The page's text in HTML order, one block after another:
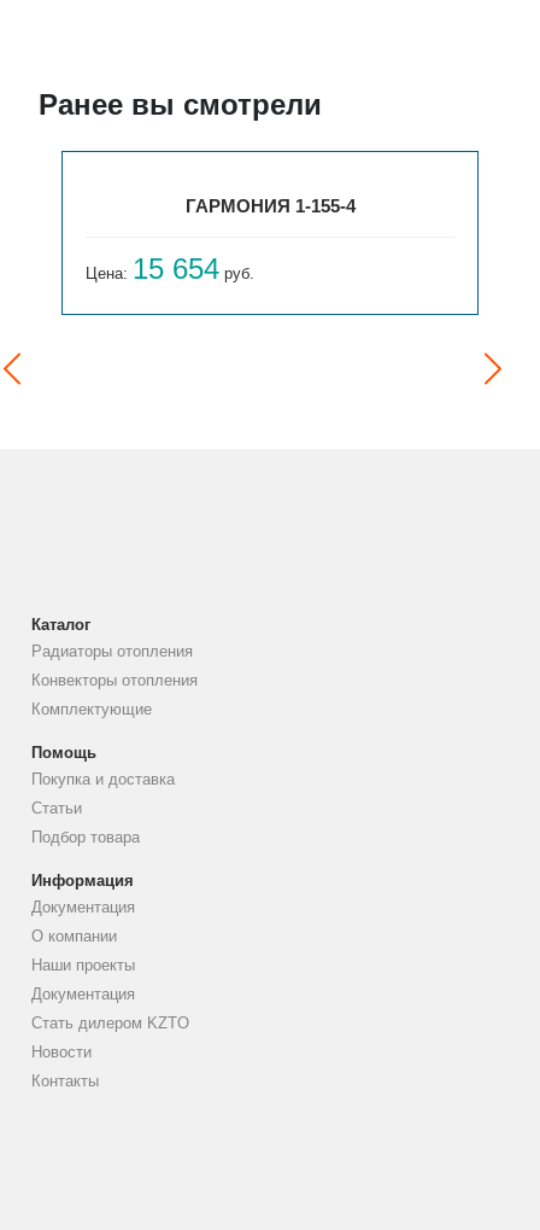
Ранее вы смотрели
ГАРМОНИЯ 1-155-4
Цена: 15 654 руб.
Каталог
Радиаторы отопления
Конвекторы отопления
Комплектующие
Помощь
Покупка и доставка
Статьи
Подбор товара
Информация
Документация
О компании
Наши проекты
Документация
Стать дилером KZTO
Новости
Контакты